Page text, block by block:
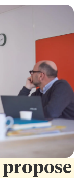
propose